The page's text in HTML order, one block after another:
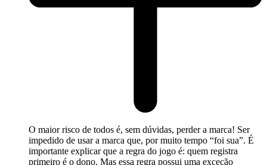
O maior risco de todos é, sem dúvidas, perder a marca! Ser
impedido de usar a marca que, por muito tempo “foi sua”. É
importante explicar que a regra do jogo é: quem registra
primeiro é o dono. Mas essa regra possui uma exceção